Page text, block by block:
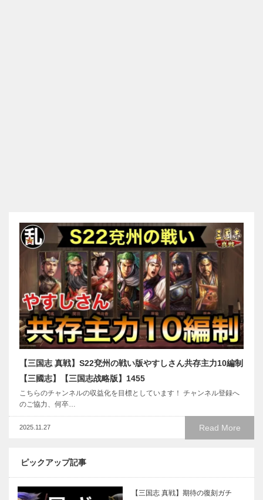
【三国志 真戦】S22兗州の戦い版やすしさん共存主力10編制
【三國志】【三国志战略版】1455
こちらのチャンネルの収益化を目標としています！ チャンネル登録へ
のご協力、何卒…
Read More
2025.11.27
ピックアップ記事
【三国志 真戦】期待の復刻ガチ